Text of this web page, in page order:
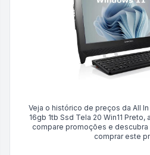
Veja o histórico de preços da All
16gb 1tb Ssd Tela 20 Win11 Preto,
compare promoções e
comprar este